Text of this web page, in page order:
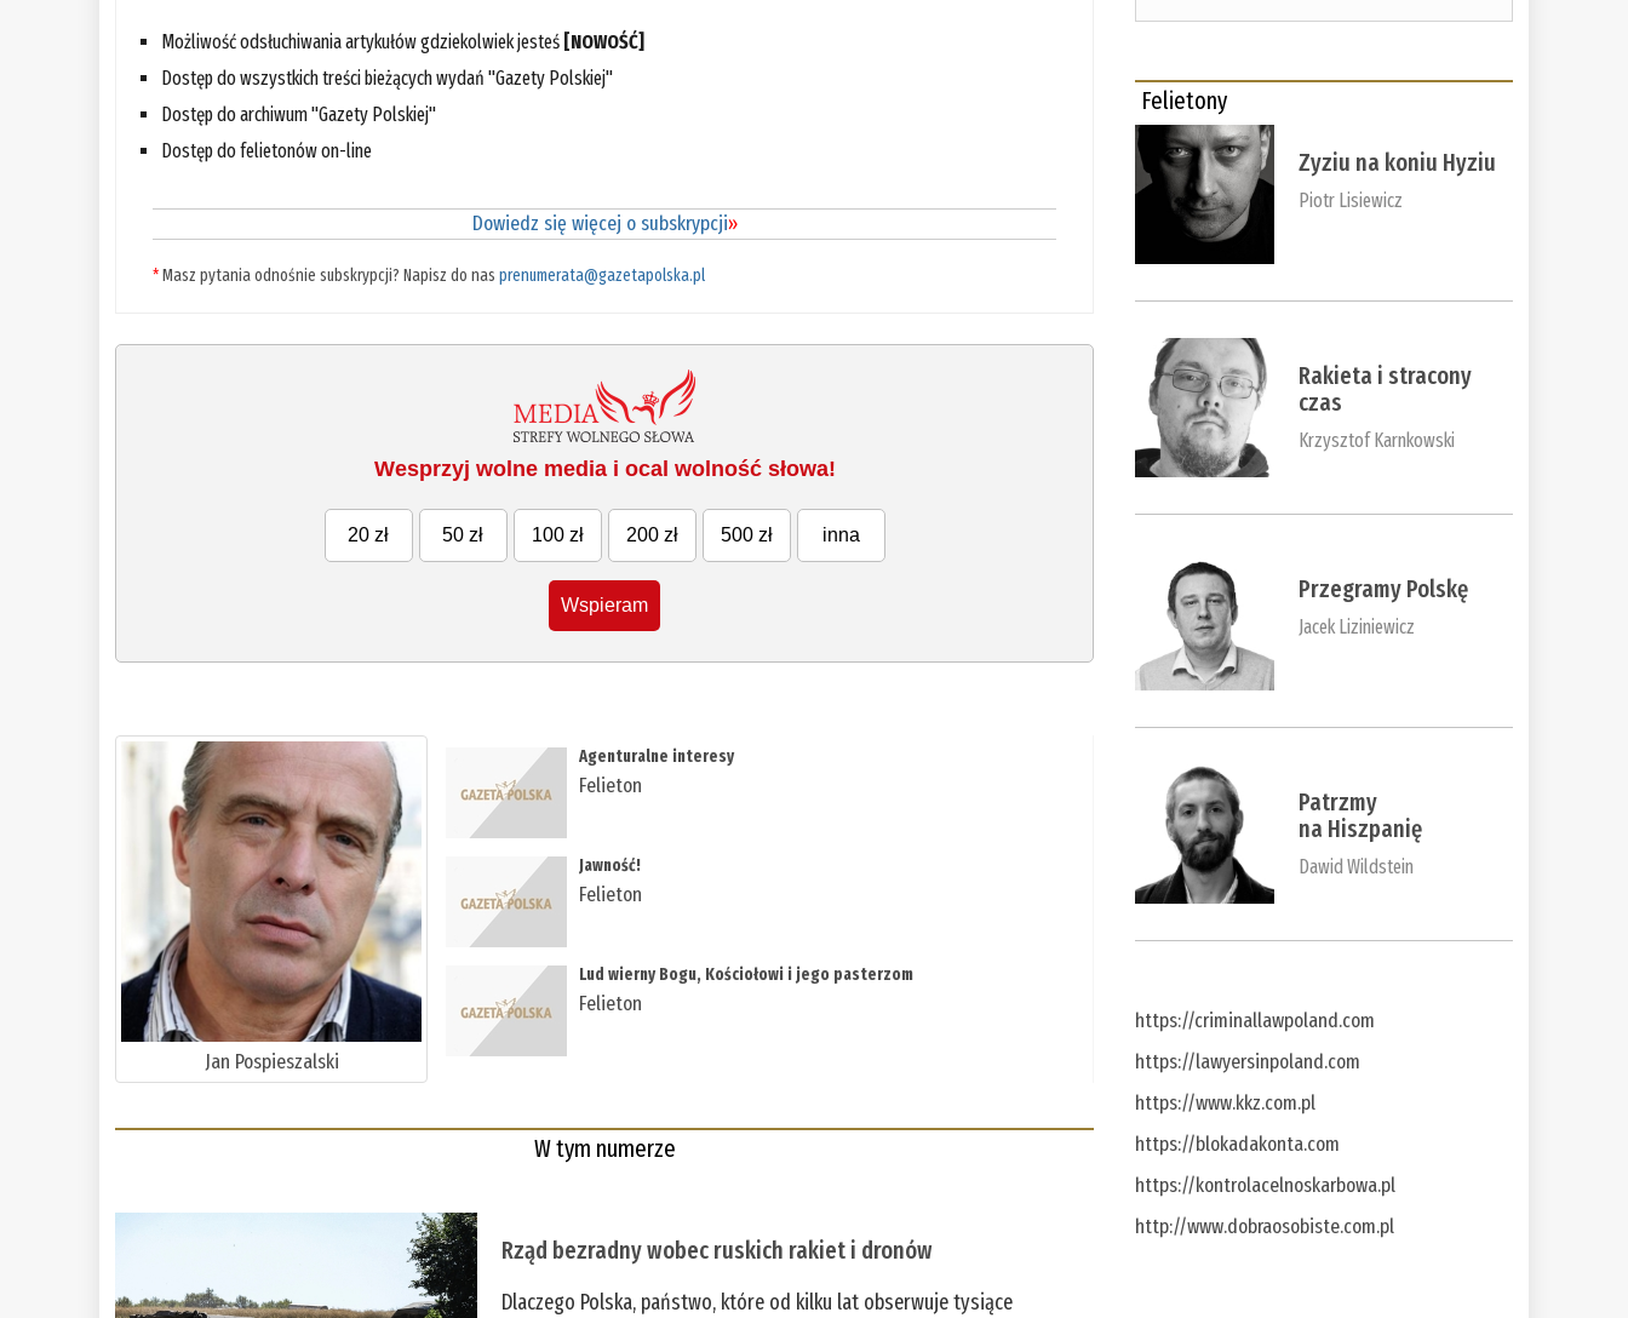
Możliwość odsłuchiwania artykułów gdziekolwiek jesteś [NOWOŚĆ]
Dostęp do wszystkich treści bieżących wydań "Gazety Polskiej"
Dostęp do archiwum "Gazety Polskiej"
Dostęp do felietonów on-line
Dowiedz się więcej o subskrypcji»
*Masz pytania odnośnie subskrypcji? Napisz do nasprenumerata@gazetapolska.pl
Wesprzyj wolne media i ocal wolność słowa!
20 zł 50 zł 100 zł 200 zł 500 zł inna
Wspieram
Jan Pospieszalski
Agenturalne interesy
Felieton
Jawność!
Felieton
Lud wierny Bogu, Kościołowi i jego pasterzom
Felieton
W tym numerze
Rząd bezradny wobec ruskich rakiet i dronów
Dlaczego Polska, państwo, które od kilku lat obserwuje tysiące
Felietony
Zyziu na koniu Hyziu
Piotr Lisiewicz
Rakieta i stracony
czas
Krzysztof Karnkowski
Przegramy Polskę
Jacek Liziniewicz
Patrzmy
na Hiszpanię
Dawid Wildstein
https://criminallawpoland.com
https://lawyersinpoland.com
https://www.kkz.com.pl
https://blokadakonta.com
https://kontrolacelnoskarbowa.pl
http://www.dobraosobiste.com.pl